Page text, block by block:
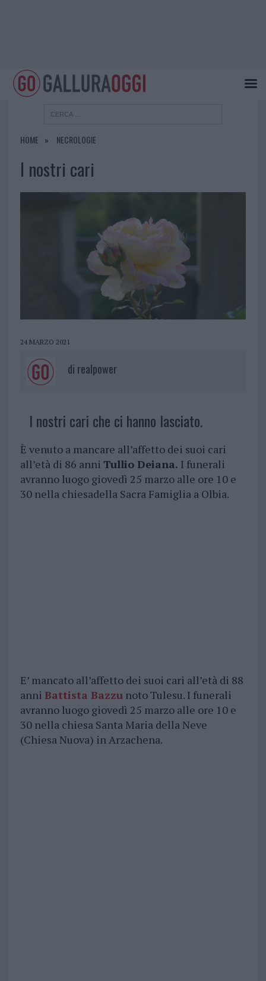
HOME NECROLOGIE
I nostri cari
24 MARZO 2021
di realpower
I nostri cari che ci hanno lasciato.
È venuto a mancare all’affetto dei suoi cari
all’età di 86 anni Tullio Deiana. I funerali
avranno luogo giovedì 25 marzo alle ore 10 e
30 nella chiesadella Sacra Famiglia a Olbia.
E’ mancato all’affetto dei suoi cari all’età di 88
anni Battista Bazzunoto Tulesu. I funerali
avranno luogo giovedì 25 marzo alle ore 10 e
30 nella chiesa Santa Maria della Neve
(Chiesa Nuova) in Arzachena.